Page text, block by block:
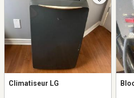
Climatiseur LG